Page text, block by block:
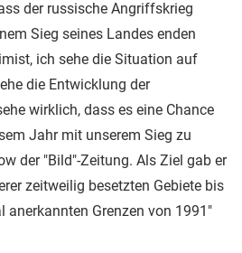
der russische Angriffskrieg
Sieg seines Landes enden
ich sehe die Situation auf
die Entwicklung der
wirklich, dass es eine Chance
Jahr mit unserem Sieg zu
der "Bild"-Zeitung. Als Ziel gab er
zeitweilig besetzten Gebiete bis
anerkannten Grenzen von 1991"